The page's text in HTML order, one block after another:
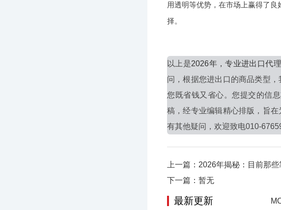
用透明等优势，在市场上赢得了
择。
以上是2026年，专业进出口代
问，根据您进出口的商品类型
您既省钱又省心。您提交的信
稿，经专业编辑精心排版，旨
有其他疑问，欢迎致电010-
上一篇：2026年揭秘：目前那
下一篇：暂无
最新更新